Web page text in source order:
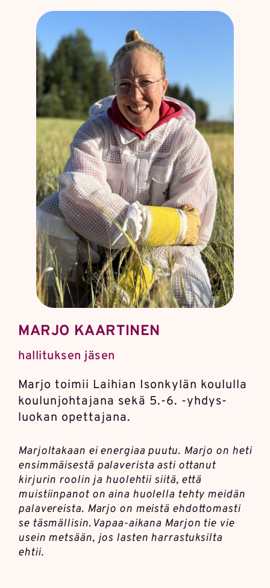
MARJO KAARTINEN
hallituksen jäsen
Marjo toimii Laihian Ison­kylän koululla
koulun­johtajana sekä 5.-6. -yhdys­
luokan opettajana.
Marjoltakaan ei energiaa puutu. Marjo on heti
ensimmäisestä palaverista asti ottanut
kirjurin roolin ja huolehtii siitä, että
muistiinpanot on aina huolella tehty meidän
palavereista. Marjo on meistä ehdottomasti
se täsmällisin. Vapaa-aikana Marjon tie vie
usein metsään, jos lasten harrastuksilta
ehtii.